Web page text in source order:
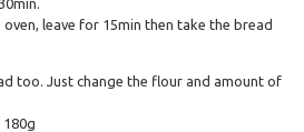
leave for 15min then take the bread
too. Just change the flour and amount of